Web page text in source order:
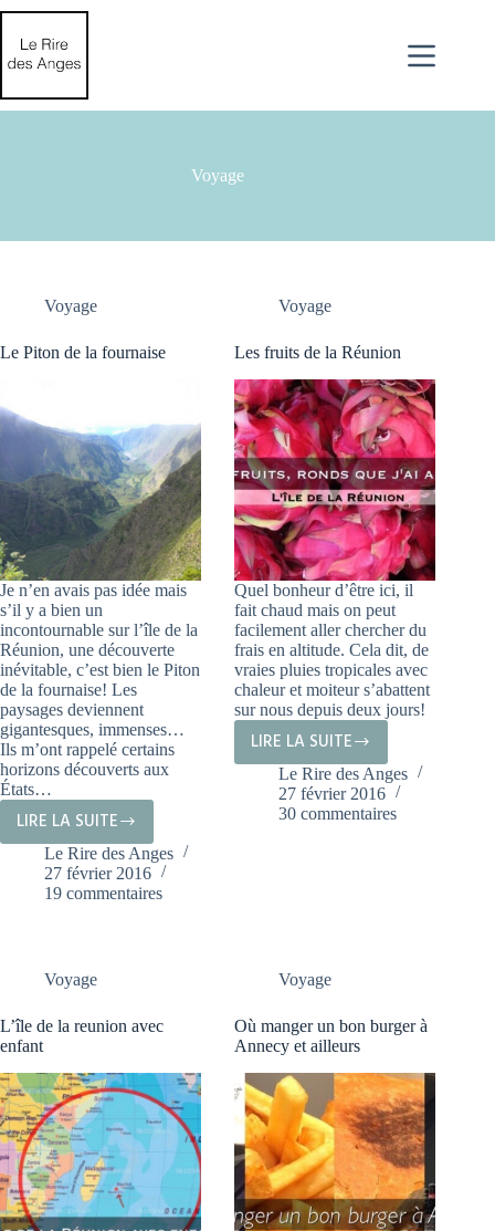
Passer
contenu
Voyage
Voyage
Le Piton de la fournaise
Je n’en avais pas idée mais
s’il y a bien un
incontournable sur l’île de la
Réunion, une découverte
inévitable, c’est bien le Piton
de la fournaise! Les
paysages deviennent
gigantesques, immenses…
Ils m’ont rappelé certains
horizons découverts aux
États…
LIRE LA SUITE
LE
PITON
DE
Le Rire des Anges
27 février 2016
19 commentaires
Voyage
Les fruits de la Réunion
Quel bonheur d’être ici, il
fait chaud mais on peut
facilement aller chercher du
frais en altitude. Cela dit, de
vraies pluies tropicales avec
chaleur et moiteur s’abattent
sur nous depuis deux jours!
LIRE LA SUITE
LES
FRUITS
DE
Le Rire des Anges
27 février 2016
30 commentaires
Voyage
L’île de la reunion avec
enfant
Voyage
Où manger un bon burger à
Annecy et ailleurs